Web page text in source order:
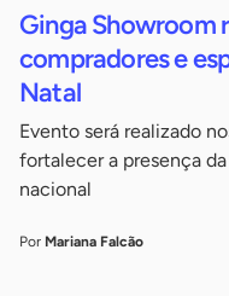
Ginga Showroom
compradores e
Natal
Evento será realizado
fortalecer a presença
nacional
Por Mariana Falcão